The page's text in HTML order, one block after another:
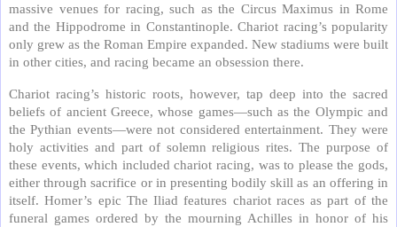
massive venues for racing, such as the Circus Maximus in Rome
and the Hippodrome in Constantinople. Chariot racing’s popularity
only grew as the Roman Empire expanded. New stadiums were built
in other cities, and racing became an obsession there.
Chariot racing’s historic roots, however, tap deep into the sacred
beliefs of ancient Greece, whose games—such as the Olympic and
the Pythian events—were not considered entertainment. They were
holy activities and part of solemn religious rites. The purpose of
these events, which included chariot racing, was to please the gods,
either through sacrifice or in presenting bodily skill as an offering in
itself. Homer’s epic The Iliad features chariot races as part of the
funeral games ordered by the mourning Achilles in honor of his